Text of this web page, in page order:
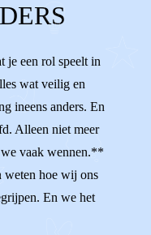
TIPS
je een rol speelt in
wat veilig en
ineens anders. En
Alleen niet meer
vaak wennen.**
hoe wij ons
En we het